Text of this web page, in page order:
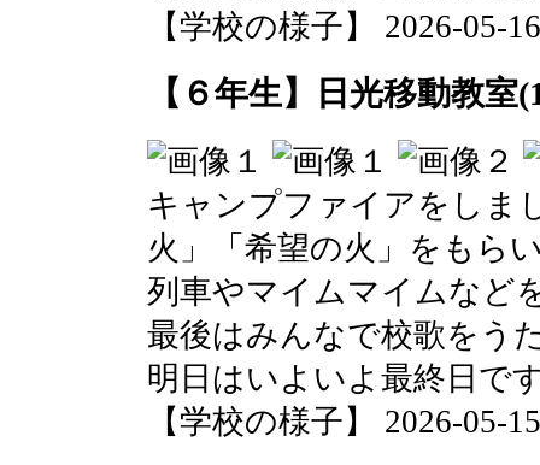
【学校の様子】 2026-05-
【６年生】日光移動教室
キャンプファイアをしま
火」「希望の火」をもら
列車やマイムマイムなど
最後はみんなで校歌をう
明日はいよいよ最終日で
【学校の様子】 2026-05-